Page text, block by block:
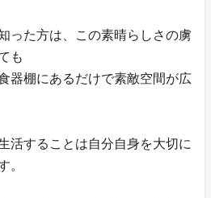
った方は、この素晴らしさの虜
も
器棚にあるだけで素敵空間が広
活することは自分自身を大切に
。